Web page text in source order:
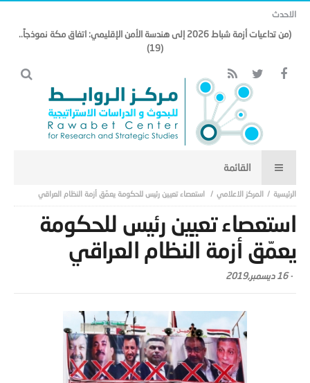
الاحدث
(من تداعيات أزمة شباط 2026 إلى هندسة الأمن الإقليمي: اتفاق مكة نموذجاً..
(19)
المركز الاعلامي استعصاء تعيين رئيس للحكومة يعمّق أزمة النظام العراقي
استعصاء تعيين رئيس للحكومة
يعمّق أزمة النظام العراقي
-16 ديسمبر,2019